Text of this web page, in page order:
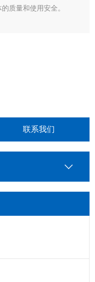
质量和使用安全。
联系我们